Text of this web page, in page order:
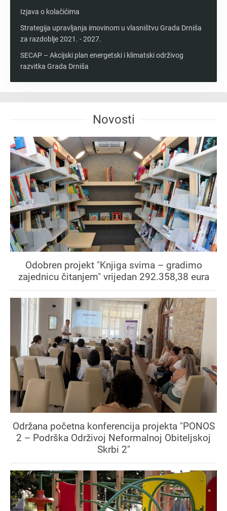
Izjava o kolačićima
Strategija upravljanja imovinom u vlasništvu Grada Drniša
za razdoblje 2021. - 2027.
SECAP – Akcijski plan energetski i klimatski održivog
razvitka Grada Drniša
Novosti
Odobren projekt "Knjiga svima – gradimo
zajednicu čitanjem" vrijedan 292.358,38 eura
Održana početna konferencija projekta "PONOS
2 – Podrška Održivoj Neformalnoj Obiteljskoj
Skrbi 2"